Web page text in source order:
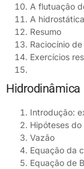
A flutuação
A
Resumo
Raciocínio
Exercícios
Hidrodinâmica
Introdução:
Hipóteses
Vazão
Equação da
Equação de